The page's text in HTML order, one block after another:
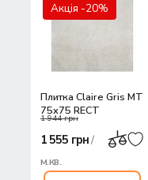
Акція -20%
Плитка Claire Gris MT
75х75 RECT
1 944 грн
1 555 грн/
м.кв.